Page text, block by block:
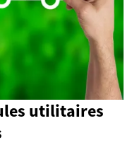
utilitaires